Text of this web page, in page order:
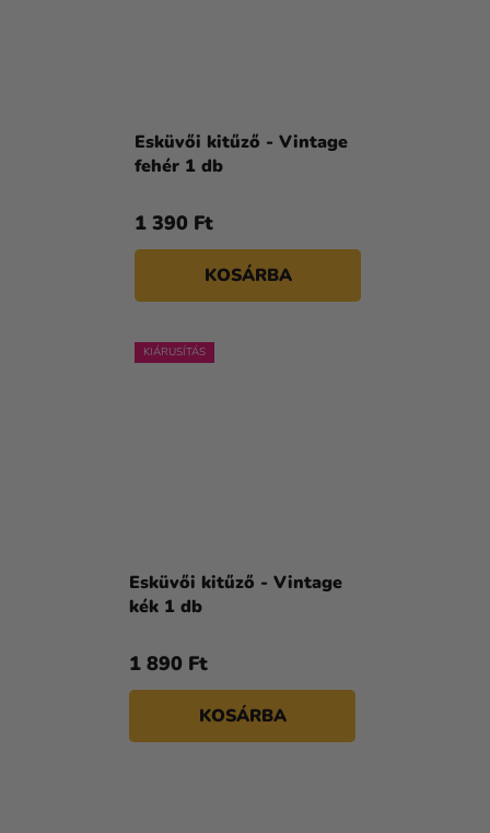
Esküvői kitűző - Vintage
fehér 1 db
1 390 Ft
KOSÁRBA
KIÁRUSÍTÁS
Esküvői kitűző - Vintage
kék 1 db
1 890 Ft
KOSÁRBA